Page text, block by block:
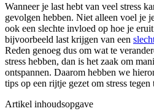
Wanneer je last hebt van veel stress
gevolgen hebben. Niet alleen voel je
ook een slechte invloed op hoe je
bijvoorbeeld last krijgen van een
Reden genoeg dus om wat te
stress hebben, dan is het zaak om
ontspannen. Daarom hebben we
tips op een rijtje gezet om stress tegen
Artikel inhoudsopgave